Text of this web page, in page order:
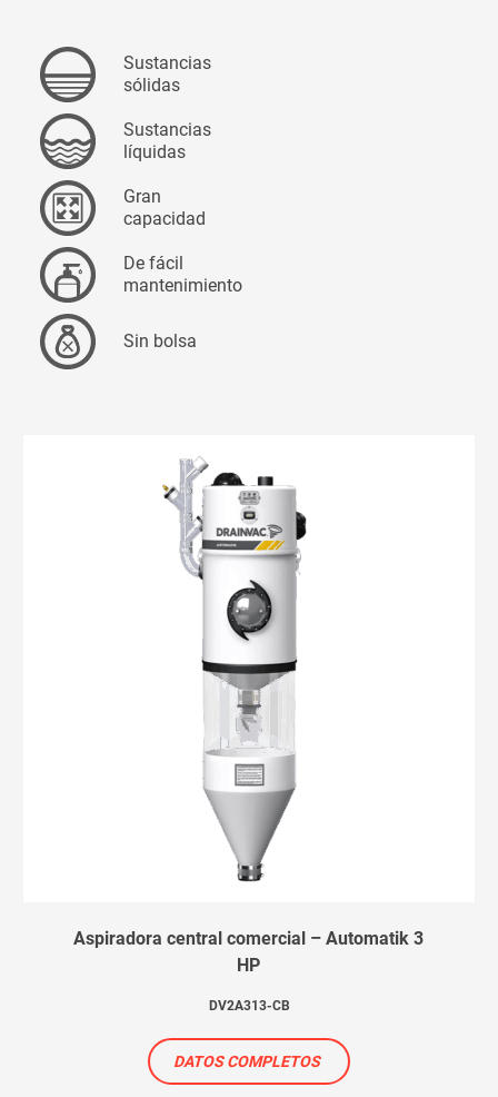
Sustancias
sólidas
Sustancias
líquidas
Gran
capacidad
De fácil
mantenimiento
Sin bolsa
Aspiradora central comercial – Automatik 3
HP
DV2A313-CB
DATOS COMPLETOS